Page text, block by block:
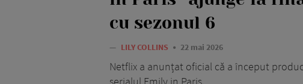
cu sezonul 6
— LILY COLLINS 22 mai 2026
Netflix a anunțat oficial că a început